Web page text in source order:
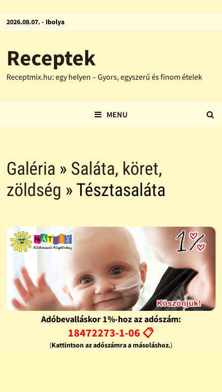
2026.08.07. - Ibolya
Receptek
Receptmix.hu: egy helyen – Gyors, egyszerű és finom ételek
MENU
Galéria » Saláta, köret,
zöldség » Tésztasaláta
Adóbevalláskor 1%-hoz az adószám:
18472273-1-06 📋
(Kattintson az adószámra a másoláshoz.)